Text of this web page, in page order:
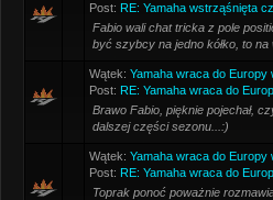
Post: RE: Yamaha wstrząśnięta
Fabio wali chat tricka z pole
być szybcy na jedno kółko, to
Wątek: Yamaha wraca do Europy
Post: RE: Yamaha wraca do
Brawo Fabio, pięknie pojechał,
dalszej części sezonu...:)
Wątek: Yamaha wraca do Europy
Post: RE: Yamaha wraca do
Toprak ponoć poważnie